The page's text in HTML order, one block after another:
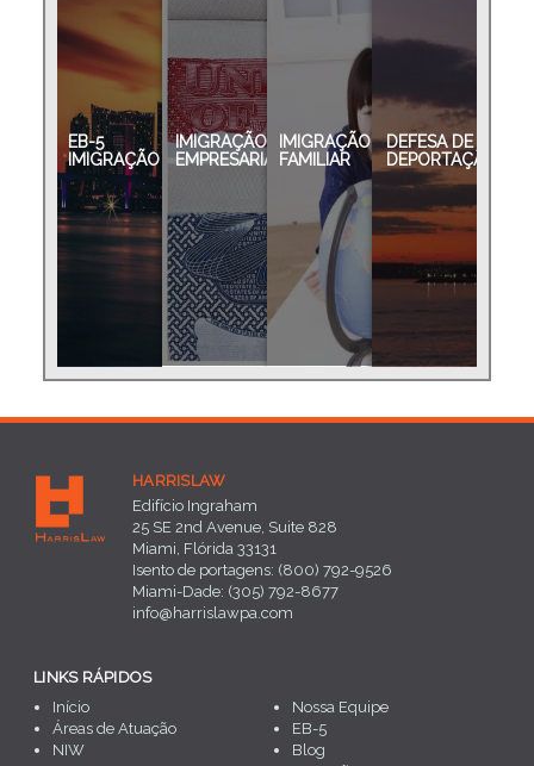
EB-5
IMIGRAÇÃO
IMIGRAÇÃO
EMPRESARIAL
IMIGRAÇÃO
FAMILIAR
DEFESA DE
DEPORTAÇÃO
HARRISLAW
Edifício Ingraham
25 SE 2nd Avenue, Suite 828
Miami, Flórida 33131
Isento de portagens: (800) 792-9526
Miami-Dade: (305) 792-8677
info@harrislawpa.com
LINKS RÁPIDOS
Início
Nossa Equipe
Áreas de Atuação
EB-5
NIW
Blog